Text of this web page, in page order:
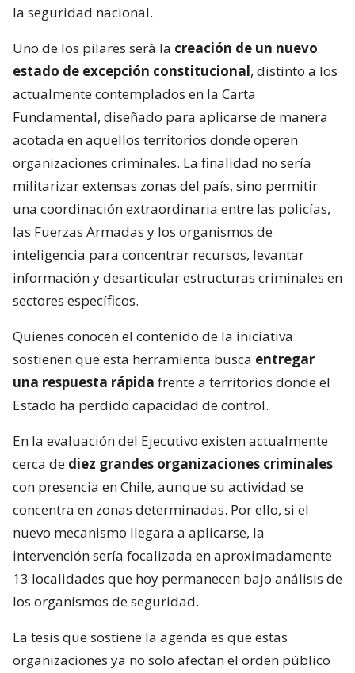
la seguridad nacional.
Uno de los pilares será la creación de un nuevo
estado de excepción constitucional, distinto a los
actualmente contemplados en la Carta
Fundamental, diseñado para aplicarse de manera
acotada en aquellos territorios donde operen
organizaciones criminales. La finalidad no sería
militarizar extensas zonas del país, sino permitir
una coordinación extraordinaria entre las policías,
las Fuerzas Armadas y los organismos de
inteligencia para concentrar recursos, levantar
información y desarticular estructuras criminales en
sectores específicos.
Quienes conocen el contenido de la iniciativa
sostienen que esta herramienta busca entregar
una respuesta rápida frente a territorios donde el
Estado ha perdido capacidad de control.
En la evaluación del Ejecutivo existen actualmente
cerca de diez grandes organizaciones criminales
con presencia en Chile, aunque su actividad se
concentra en zonas determinadas. Por ello, si el
nuevo mecanismo llegara a aplicarse, la
intervención sería focalizada en aproximadamente
13 localidades que hoy permanecen bajo análisis de
los organismos de seguridad.
La tesis que sostiene la agenda es que estas
organizaciones ya no solo afectan el orden público